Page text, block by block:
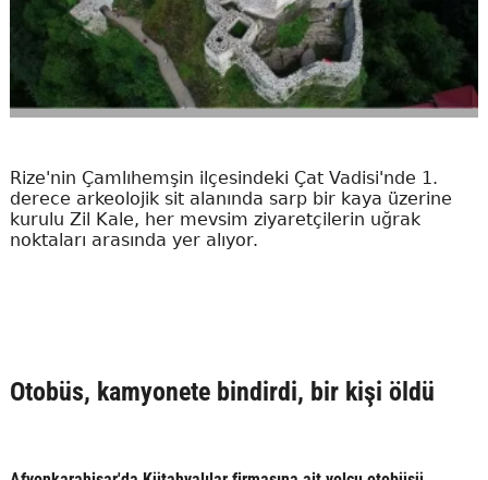
Rize'nin Çamlıhemşin ilçesindeki Çat Vadisi'nde 1.
derece arkeolojik sit alanında sarp bir kaya üzerine
kurulu Zil Kale, her mevsim ziyaretçilerin uğrak
noktaları arasında yer alıyor.
Otobüs, kamyonete bindirdi, bir kişi öldü